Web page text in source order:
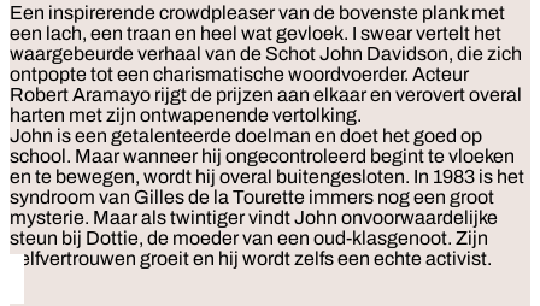
Een inspirerende crowdpleaser van de bovenste plank met
een lach, een traan en heel wat gevloek. I swear vertelt het
waargebeurde verhaal van de Schot John Davidson, die zich
ontpopte tot een charismatische woordvoerder. Acteur
Robert Aramayo rijgt de prijzen aan elkaar en verovert overal
harten met zijn ontwapenende vertolking.
John is een getalenteerde doelman en doet het goed op
school. Maar wanneer hij ongecontroleerd begint te vloeken
en te bewegen, wordt hij overal buitengesloten. In 1983 is het
syndroom van Gilles de la Tourette immers nog een groot
mysterie. Maar als twintiger vindt John onvoorwaardelijke
steun bij Dottie, de moeder van een oud-klasgenoot. Zijn
zelfvertrouwen groeit en hij wordt zelfs een echte activist.